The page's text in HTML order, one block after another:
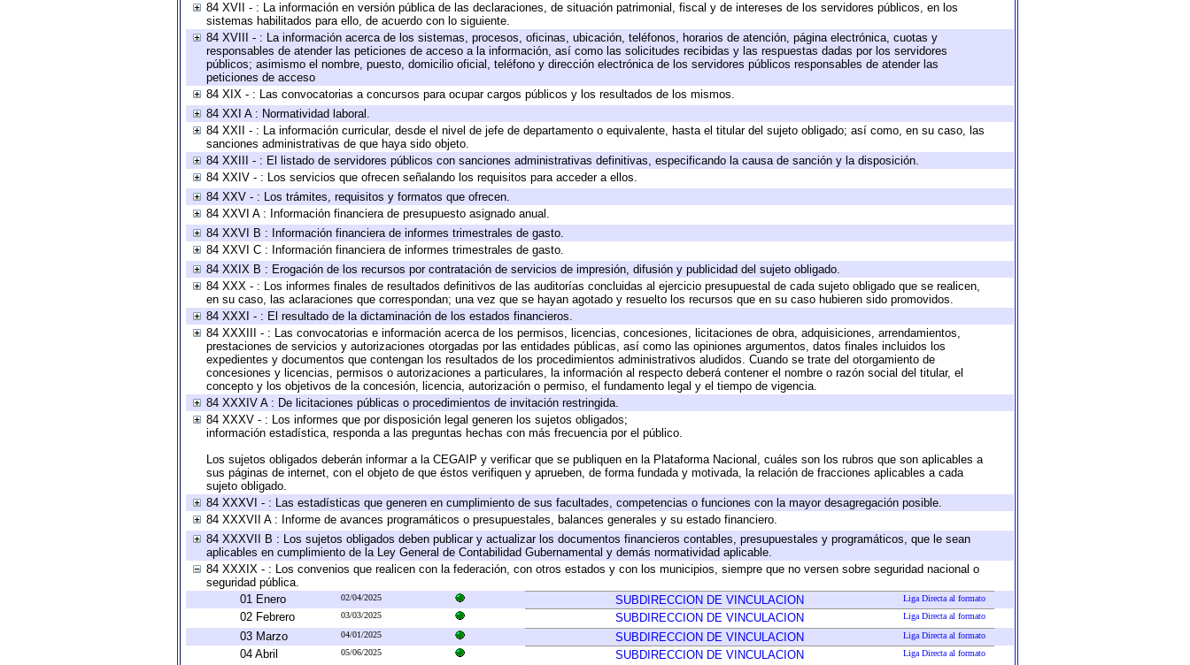
84 XVII - : La información en versión pública de las declaraciones, de situación patrimonial, fiscal y de intereses de los servidores públicos, en los
sistemas habilitados para ello, de acuerdo con lo siguiente.
84 XVIII - : La información acerca de los sistemas, procesos, oficinas, ubicación, teléfonos, horarios de atención, página electrónica, cuotas y
responsables de atender las peticiones de acceso a la información, así como las solicitudes recibidas y las respuestas dadas por los servidores
públicos; asimismo el nombre, puesto, domicilio oficial, teléfono y dirección electrónica de los servidores públicos responsables de atender las
peticiones de acceso
84 XIX - : Las convocatorias a concursos para ocupar cargos públicos y los resultados de los mismos.
84 XXI A : Normatividad laboral.
84 XXII - : La información curricular, desde el nivel de jefe de departamento o equivalente, hasta el titular del sujeto obligado; así como, en su caso, las
sanciones administrativas de que haya sido objeto.
84 XXIII - : El listado de servidores públicos con sanciones administrativas definitivas, especificando la causa de sanción y la disposición.
84 XXIV - : Los servicios que ofrecen señalando los requisitos para acceder a ellos.
84 XXV - : Los trámites, requisitos y formatos que ofrecen.
84 XXVI A : Información financiera de presupuesto asignado anual.
84 XXVI B : Información financiera de informes trimestrales de gasto.
84 XXVI C : Información financiera de informes trimestrales de gasto.
84 XXIX B : Erogación de los recursos por contratación de servicios de impresión, difusión y publicidad del sujeto obligado.
84 XXX - : Los informes finales de resultados definitivos de las auditorías concluidas al ejercicio presupuestal de cada sujeto obligado que se realicen,
en su caso, las aclaraciones que correspondan; una vez que se hayan agotado y resuelto los recursos que en su caso hubieren sido promovidos.
84 XXXI - : El resultado de la dictaminación de los estados financieros.
84 XXXIII - : Las convocatorias e información acerca de los permisos, licencias, concesiones, licitaciones de obra, adquisiciones, arrendamientos,
prestaciones de servicios y autorizaciones otorgadas por las entidades públicas, así como las opiniones argumentos, datos finales incluidos los
expedientes y documentos que contengan los resultados de los procedimientos administrativos aludidos. Cuando se trate del otorgamiento de
concesiones y licencias, permisos o autorizaciones a particulares, la información al respecto deberá contener el nombre o razón social del titular, el
concepto y los objetivos de la concesión, licencia, autorización o permiso, el fundamento legal y el tiempo de vigencia.
84 XXXIV A : De licitaciones públicas o procedimientos de invitación restringida.
84 XXXV - : Los informes que por disposición legal generen los sujetos obligados;
información estadística, responda a las preguntas hechas con más frecuencia por el público.
Los sujetos obligados deberán informar a la CEGAIP y verificar que se publiquen en la Plataforma Nacional, cuáles son los rubros que son aplicables a
sus páginas de internet, con el objeto de que éstos verifiquen y aprueben, de forma fundada y motivada, la relación de fracciones aplicables a cada
sujeto obligado.
84 XXXVI - : Las estadísticas que generen en cumplimiento de sus facultades, competencias o funciones con la mayor desagregación posible.
84 XXXVII A : Informe de avances programáticos o presupuestales, balances generales y su estado financiero.
84 XXXVII B : Los sujetos obligados deben publicar y actualizar los documentos financieros contables, presupuestales y programáticos, que le sean
aplicables en cumplimiento de la Ley General de Contabilidad Gubernamental y demás normatividad aplicable.
84 XXXIX - : Los convenios que realicen con la federación, con otros estados y con los municipios, siempre que no versen sobre seguridad nacional o
seguridad pública.
01 Enero
02/04/2025 SUBDIRECCION DE VINCULACION Liga Directa al formato
02 Febrero 03/03/2025 SUBDIRECCION DE VINCULACION Liga Directa al formato
03 Marzo 04/01/2025 SUBDIRECCION DE VINCULACION Liga Directa al formato
04 Abril 05/06/2025 SUBDIRECCION DE VINCULACION Liga Directa al formato